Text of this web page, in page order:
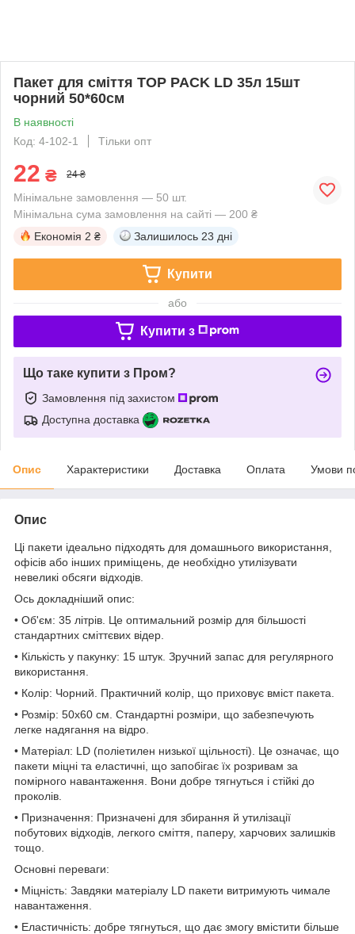
Пакет для сміття TOP PACK LD 35л 15шт
чорний 50*60см
В наявності
Код: 4-102-1
Тільки опт
22 ₴ 24 ₴
Мінімальне замовлення — 50 шт.
Мінімальна сума замовлення на сайті — 200 ₴
Економія 2 ₴ Залишилось 23 дні
Купити
або
Купити з
Що таке купити з Пром?
Замовлення під захистом
Доступна доставка
Опис Характеристики Доставка Оплата Умови
Опис
Ці пакети ідеально підходять для домашнього використання,
офісів або інших приміщень, де необхідно утилізувати
невеликі обсяги відходів.
Ось докладніший опис:
• Об'єм: 35 літрів. Це оптимальний розмір для більшості
стандартних сміттєвих відер.
• Кількість у пакунку: 15 штук. Зручний запас для регулярного
використання.
• Колір: Чорний. Практичний колір, що приховує вміст пакета.
• Розмір: 50х60 см. Стандартні розміри, що забезпечують
легке надягання на відро.
• Матеріал: LD (поліетилен низької щільності). Це означає, що
пакети міцні та еластичні, що запобігає їх розривам за
помірного навантаження. Вони добре тягнуться і стійкі до
проколів.
• Призначення: Призначені для збирання й утилізації
побутових відходів, легкого сміття, паперу, харчових залишків
тощо.
Основні переваги:
• Міцність: Завдяки матеріалу LD пакети витримують чимале
навантаження.
• Еластичність: добре тягнуться, що дає змогу вмістити більше